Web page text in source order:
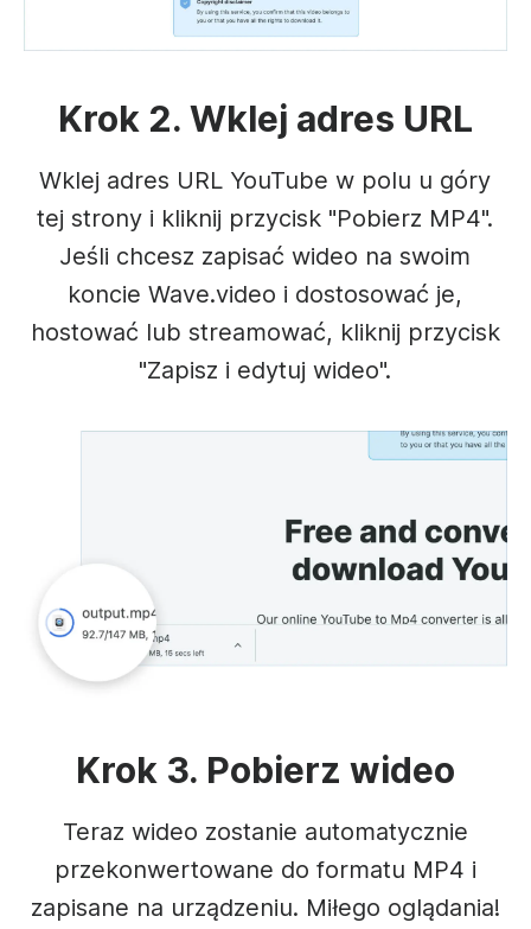
Krok 2. Wklej adres URL
Wklej adres URL YouTube w polu u góry
tej strony i kliknij przycisk "Pobierz MP4".
Jeśli chcesz zapisać wideo na swoim
koncie Wave.video i dostosować je,
hostować lub streamować, kliknij przycisk
"Zapisz i edytuj wideo".
Krok 3. Pobierz wideo
Teraz wideo zostanie automatycznie
przekonwertowane do formatu MP4 i
zapisane na urządzeniu. Miłego oglądania!